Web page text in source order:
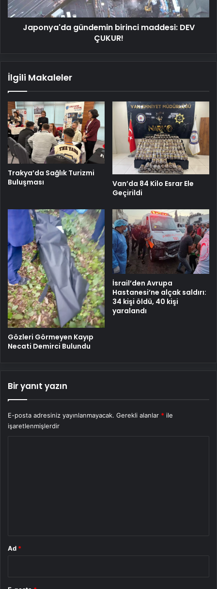
Japonya'da gündemin birinci maddesi: DEV
ÇUKUR!
İlgili Makaleler
Trakya’da Sağlık Turizmi
Buluşması
Van’da 84 Kilo Esrar Ele
Geçirildi
Gözleri Görmeyen Kayıp
Necati Demirci Bulundu
İsrail’den Avrupa
Hastanesi’ne alçak saldırı:
34 kişi öldü, 40 kişi
yaralandı
Bir yanıt yazın
E-posta adresiniz yayınlanmayacak. Gerekli alanlar * ile
işaretlenmişlerdir
Ad *